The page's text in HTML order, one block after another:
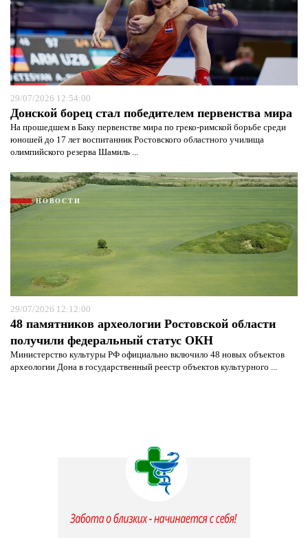
29/07/2026 12:54:00
Донской борец стал победителем первенства мира
На прошедшем в Баку первенстве мира по греко-римской борьбе среди
юношей до 17 лет воспитанник Ростовского областного училища
олимпийского резерва Шамиль ...
НОВОСТИ
29/07/2026 12:12:00
48 памятников археологии Ростовской области
получили федеральный статус ОКН
Министерство культуры РФ официально включило 48 новых объектов
археологии Дона в государственный реестр объектов культурного ...